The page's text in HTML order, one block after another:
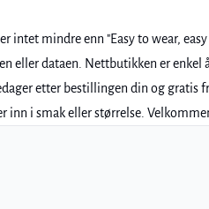
mindre enn "Easy to wear,
eller dataen. Nettbutikken er
etter bestillingen din og gratis
i smak eller størrelse.